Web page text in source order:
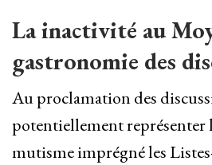
La inactivité au
gastronomie des
Au proclamation des
potentiellement représenter
mutisme imprégné les